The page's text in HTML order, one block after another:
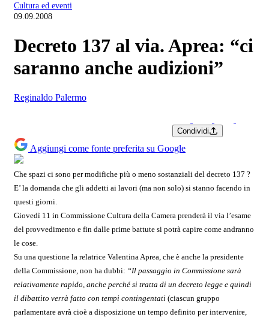
Cultura ed eventi
09.09.2008
Decreto 137 al via. Aprea: “ci
saranno anche audizioni”
Reginaldo Palermo
Condividi
Aggiungi come fonte preferita su Google
Che spazi ci sono per modifiche più o meno sostanziali del decreto 137 ?
E’ la domanda che gli addetti ai lavori (ma non solo) si stanno facendo in
questi giorni.
Giovedì 11 in Commissione Cultura della Camera prenderà il via l’esame
del provvedimento e fin dalle prime battute si potrà capire come andranno
le cose.
Su una questione la relatrice Valentina Aprea, che è anche la presidente
della Commissione, non ha dubbi: “Il passaggio in Commissione sarà
relativamente rapido, anche perché si tratta di un decreto legge e quindi
il dibattito verrà fatto con tempi contingentati (ciascun gruppo
parlamentare avrà cioè a disposizione un tempo definito per intervenire,